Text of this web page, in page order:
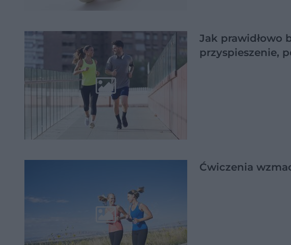
Jak prawidłowo
przyspieszenie,
Ćwiczenia